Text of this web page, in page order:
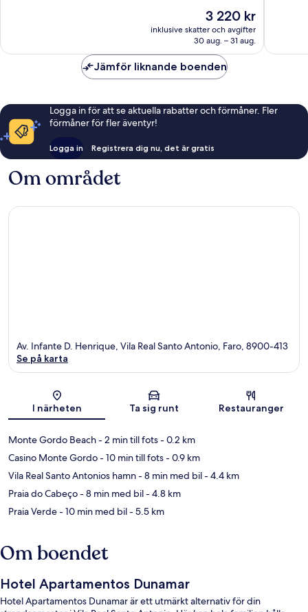
Priset
är
3 220 kr
3 220 kr
inklusive skatter och avgifter
30 aug. – 31 aug.
Jämför liknande boenden
Logga in för att se aktuella rabatter och förmåner. Fler
förmåner för fler äventyr!
Logga in Registrera dig nu, det är gratis
Om området
Karta
Av. Infante D. Henrique, Vila Real Santo Antonio, Faro, 8900-413
Se på karta
I närheten Ta sig runt Restauranger
Monte Gordo Beach- 2 min till fots- 0.2 km
Casino Monte Gordo- 10 min till fots- 0.9 km
Vila Real Santo Antonios hamn- 8 min med bil- 4.4 km
Praia do Cabeço- 8 min med bil- 4.8 km
Praia Verde- 10 min med bil- 5.5 km
Om boendet
Hotel Apartamentos Dunamar
Hotel Apartamentos Dunamar är ett utmärkt alternativ för din